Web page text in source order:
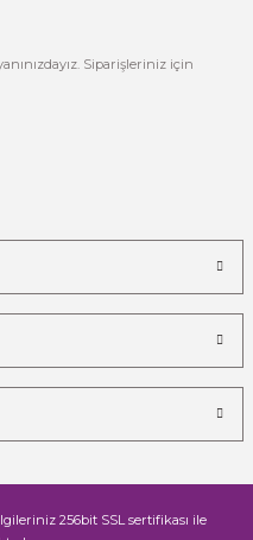
Siparişleriniz için
256bit SSL sertifikası ile